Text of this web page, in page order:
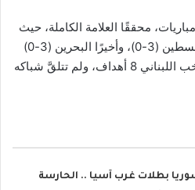
محققًا العلامة الكاملة، حيث
انتصر على سوريا (2-0)، ثم فلسطين (3-0)، وأخيرًا البحرين (3-0)
في نصف النهائي. سجل المنتخب اللبناني 8 أهداف، ولم تتلقَّ شباكه
بطلات غرب آسيا .. الحارسة